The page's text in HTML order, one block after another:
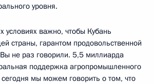
уровня.
условиях важно, чтобы Кубань
страны, гарантом продовольственной
не раз говорили. 5,5 миллиарда
поддержка агропромышленного
мы можем говорить о том, что